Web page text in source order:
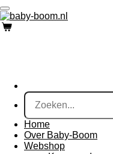
Ga
direct
naar
Home
Over Baby-Boom
Webshop